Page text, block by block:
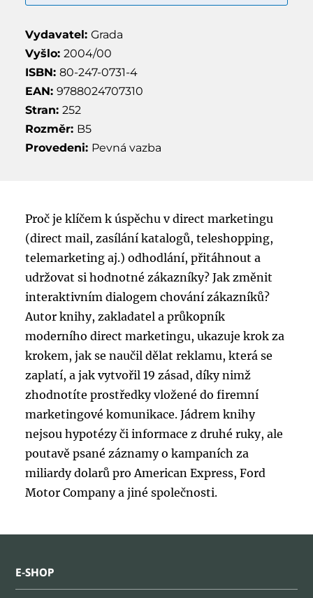
Vydavatel: Grada
Vyšlo: 2004/00
ISBN: 80-247-0731-4
EAN: 9788024707310
Stran: 252
Rozměr: B5
Provedeni: Pevná vazba
Proč je klíčem k úspěchu v direct marketingu
(direct mail, zasílání katalogů, teleshopping,
telemarketing aj.) odhodlání, přitáhnout a
udržovat si hodnotné zákazníky? Jak změnit
interaktivním dialogem chování zákazníků?
Autor knihy, zakladatel a průkopník
moderního direct marketingu, ukazuje krok za
krokem, jak se naučil dělat reklamu, která se
zaplatí, a jak vytvořil 19 zásad, díky nimž
zhodnotíte prostředky vložené do firemní
marketingové komunikace. Jádrem knihy
nejsou hypotézy či informace z druhé ruky, ale
poutavě psané záznamy o kampaních za
miliardy dolarů pro American Express, Ford
Motor Company a jiné společnosti.
E-SHOP